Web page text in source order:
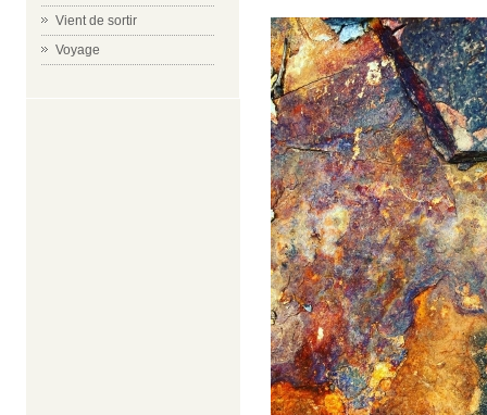
Vient de sortir
Voyage